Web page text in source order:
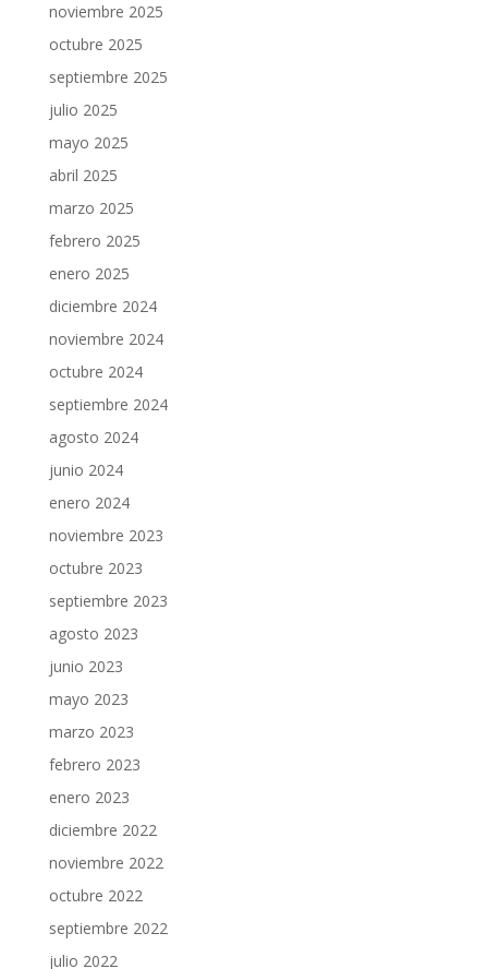
noviembre 2025
octubre 2025
septiembre 2025
julio 2025
mayo 2025
abril 2025
marzo 2025
febrero 2025
enero 2025
diciembre 2024
noviembre 2024
octubre 2024
septiembre 2024
agosto 2024
junio 2024
enero 2024
noviembre 2023
octubre 2023
septiembre 2023
agosto 2023
junio 2023
mayo 2023
marzo 2023
febrero 2023
enero 2023
diciembre 2022
noviembre 2022
octubre 2022
septiembre 2022
julio 2022